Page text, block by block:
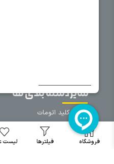
سایر دسته بندی ها
خرید کلید اتومات
خرید کنتاکتور
خرید فیوز
مینیاتوری
فروشگاه فیلترها